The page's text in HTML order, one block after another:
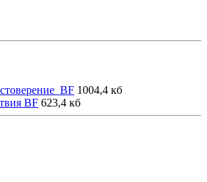
1004,4 кб
BF 623,4 кб